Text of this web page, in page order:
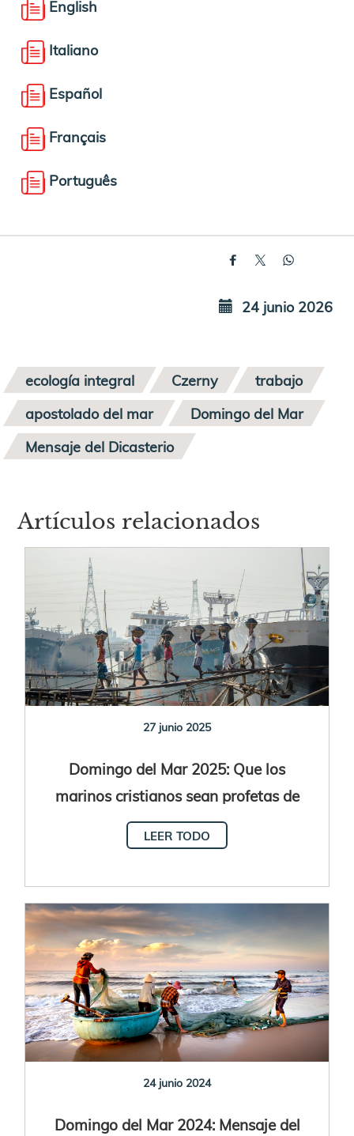
English
Italiano
Español
Français
Português
24 junio 2026
ecología integral Czerny
trabajo
apostolado del mar
Domingo del Mar
Mensaje del Dicasterio
Artículos relacionados
27 junio 2025
Domingo del Mar 2025: Que los
marinos cristianos sean profetas de
paz
LEER TODO
24 junio 2024
Domingo del Mar 2024: Mensaje del